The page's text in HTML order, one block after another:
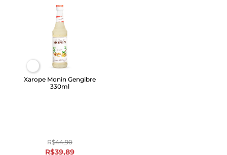
Xarope Monin Gengibre
330ml
R$44,90
R$39,89